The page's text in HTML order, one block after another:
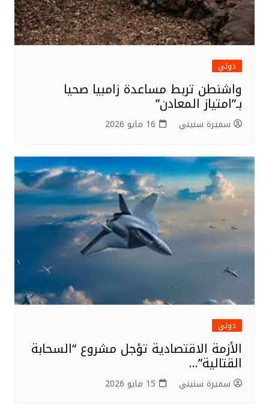
دولي
واشنطن تربط مساعدة زامبيا صحيا
بـ”امتياز المعادن”
سميرة سنيني 16 مايو 2026
دولي
الأزمة الاقتصادية تؤجل مشروع “السحابة
القتالية”…
سميرة سنيني 15 مايو 2026